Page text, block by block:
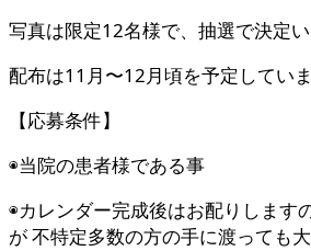
写真は限定12名様で、抽選で決定い
配布は11月〜12月頃を予定していま
【応募条件】
◉当院の患者様である事
◉カレンダー完成後はお配りします
が 不特定多数の方の手に渡っても